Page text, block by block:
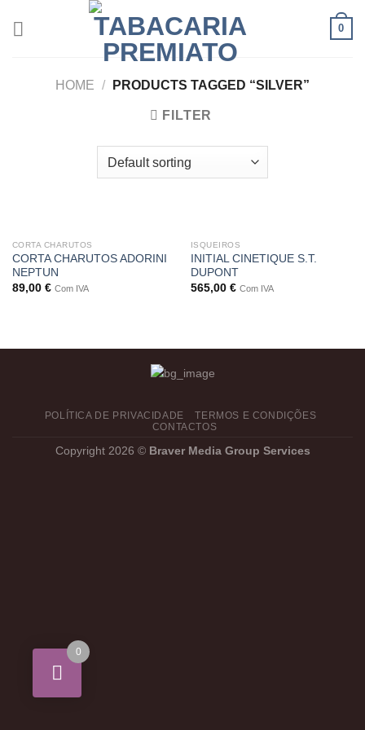
0
HOME / PRODUCTS TAGGED “SILVER”
FILTER
CORTA CHARUTOS
CORTA CHARUTOS ADORINI
NEPTUN
89,00 € Com IVA
ISQUEIROS
INITIAL CINETIQUE S.T.
DUPONT
565,00 € Com IVA
POLÍTICA DE PRIVACIDADE
TERMOS E CONDIÇÕES
CONTACTOS
Copyright 2026 © Braver Media Group Services
0